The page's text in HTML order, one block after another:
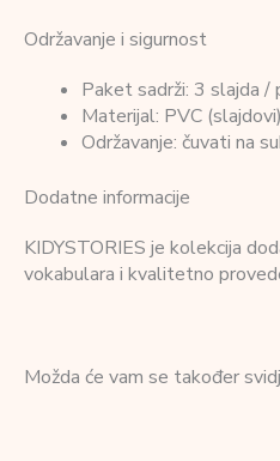
Održavanje i sigurnost
Paket sadrži: 3 slajda /
Materijal: PVC
Održavanje: čuvati na
Dodatne informacije
KIDYSTORIES je kolekcija
vokabulara i kvalitetno
Možda će vam se također